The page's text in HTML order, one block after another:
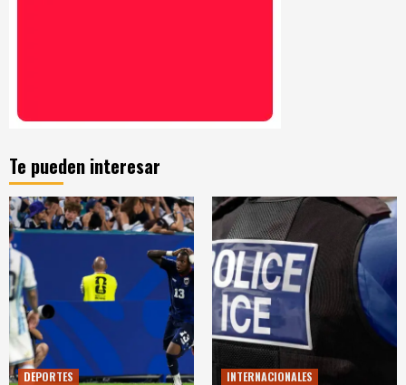
Te pueden interesar
DEPORTES INTERNACIONALES